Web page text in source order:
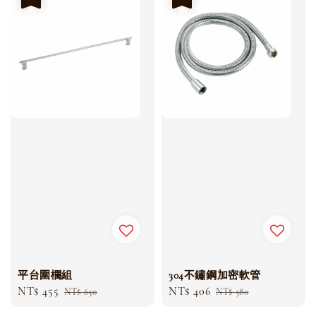
平台圍欄組
Sale
NT$ 455 Regular
NT$ 650
304不鏽鋼加密軟管
Sale
NT$ 406 Regular
NT$ 580